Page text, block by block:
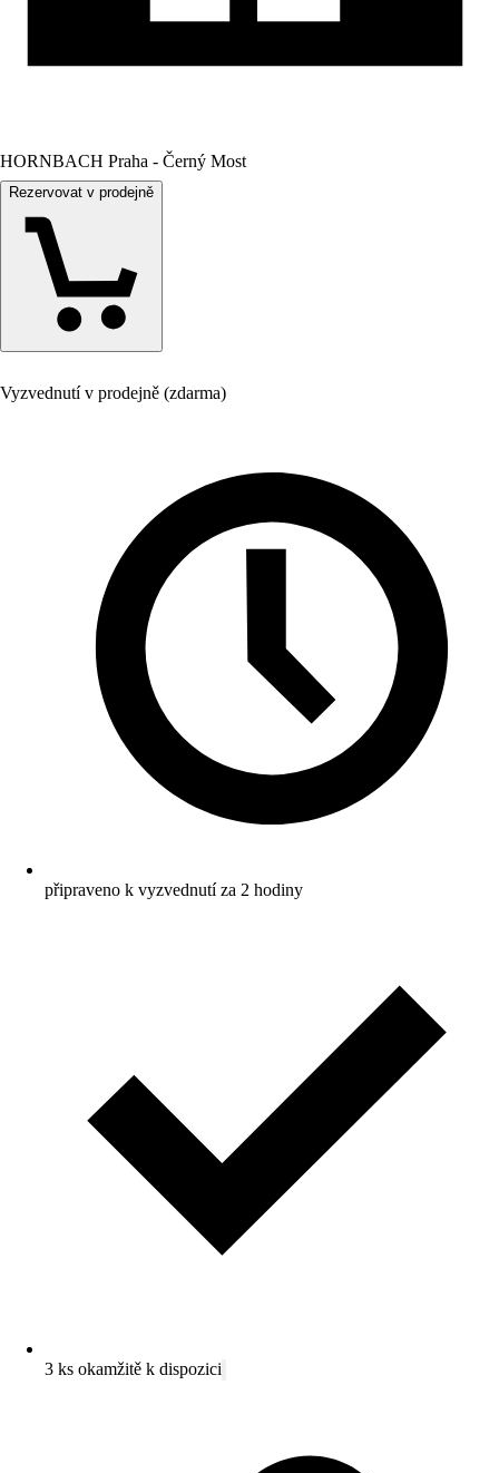
HORNBACH Praha - Černý Most
Rezervovat v prodejně
Vyzvednutí v prodejně (zdarma)
připraveno k vyzvednutí za 2 hodiny
3 ks okamžitě k dispozici